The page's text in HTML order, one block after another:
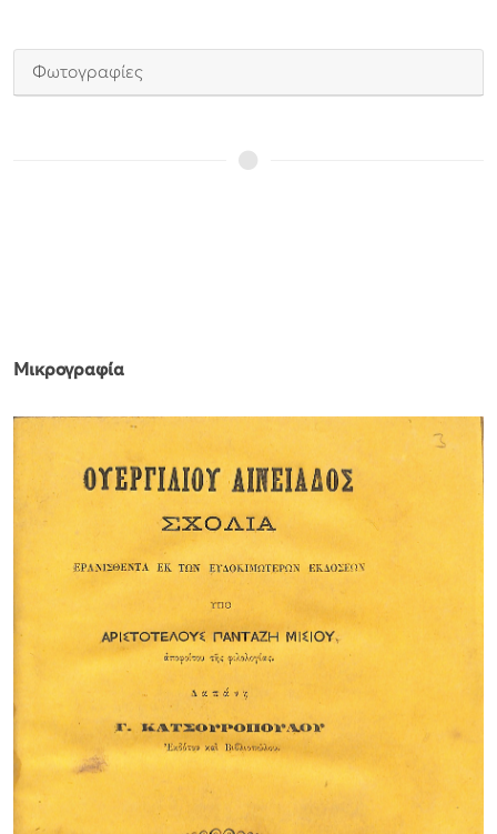
Φωτογραφίες
Μικρογραφία